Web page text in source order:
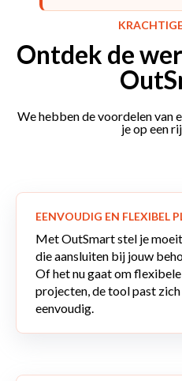
Ontdek de
We hebben de voordelen
je op een
EENVOUDIG EN FLEXIBEL
Met OutSmart stel je
die aansluiten bij jouw
Of het nu gaat om
projecten, de tool past
eenvoudig.